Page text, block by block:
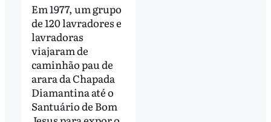
Em 1977, um grupo
de 120 lavradores e
lavradoras
viajaram de
caminhão pau de
arara da Chapada
Diamantina até o
Santuário de Bom